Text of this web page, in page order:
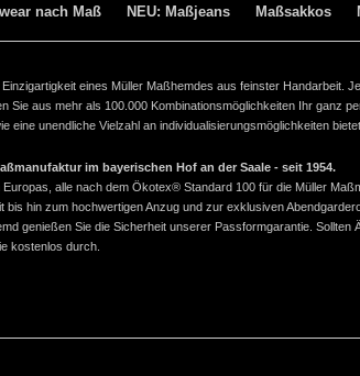
nach Maß NEU: Maßjeans Maßsakkos
eines Müller Maßhemdes aus feinster Handarbeit.
Sie aus mehr als 100.000 Kombinationsmöglichkeiten Ihr ganz
unendliche Vielzahl an individualisierungsmöglichkeiten
im bayerischen Hof an der Saale - seit 1954.
alle nach dem Ökotex® Standard 100 für die Müller
hin zum hochwertigen Anzug und zur exklusiven
genießen Sie die Sicherheit unserer Passformgarantie.
kostenlos durch.